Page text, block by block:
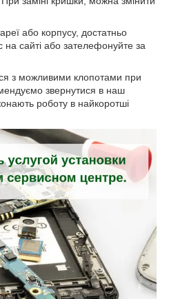
або корпусу, достатньо
сайті або зателефонуйте за
з можливими клопотами при
звернутися в наш
роботу в найкоротші